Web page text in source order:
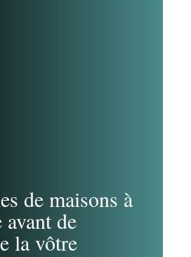
de maisons à
de
la vôtre